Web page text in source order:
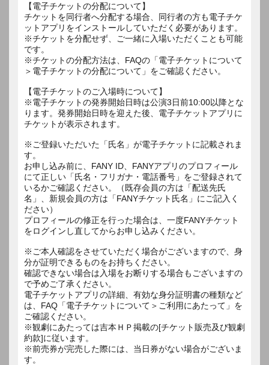
【電子チケットの分配について】
チケットを同行者へ分配する場合、同行者の方も電子チケ
ットアプリをインストールしていただく必要があります。
※チケットを分配せず、ご一緒に入場いただくことも可能
です。
※チケットの分配方法は、FAQの「電子チケットについて
＞電子チケットの分配について」をご確認ください。
【電子チケットのご入場時について】
※電子チケットの発券開始日時は公演3日前10:00以降とな
ります。発券開始日時を迎えた後、電子チケットアプリに
チケットが表示されます。
※ご登録いただいた「氏名」が電子チケットに記載されま
す。
お申し込み前に、FANY ID、FANYアプリのプロフィール
にて正しい「氏名・フリガナ・電話番号」をご登録されて
いるかご確認ください。（既存会員の方は「配送先氏
名」、新規会員の方は「FANYチケット氏名」にご記入く
ださい）
プロフィールの修正を行った場合は、一度FANYチケット
をログインし直してからお申し込みください。
※ご本人確認をさせていただく場合がございますので、身
分が証明できるものをお持ちください。
確認できない場合は入場をお断りする場合もございますの
で予めご了承ください。
電子チケットアプリの詳細、有効な身分証明書の種類など
は、FAQ「電子チケットについて＞ご利用にあたって」を
ご確認ください。
※観劇にあたっては吉本ＨＰ掲載の[チケット販売及び観劇
約款]に従います。
※前売券が完売した際には、当日券がない場合がございま
す。